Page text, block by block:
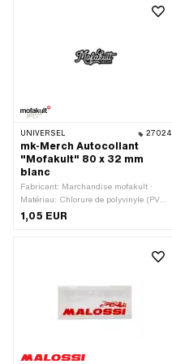
UNIVERSEL 27024
mk-Merch Autocollant
"Mofakult" 80 x 32 mm
blanc
Fabricant: Marchandise mofakult ·
Matériau: Chlorure de polyvinyle (PVC)
· Couleur: blanc · Largeur: 80 mm ·
Hauteur: 32 mm · Composition du
1,05 EUR